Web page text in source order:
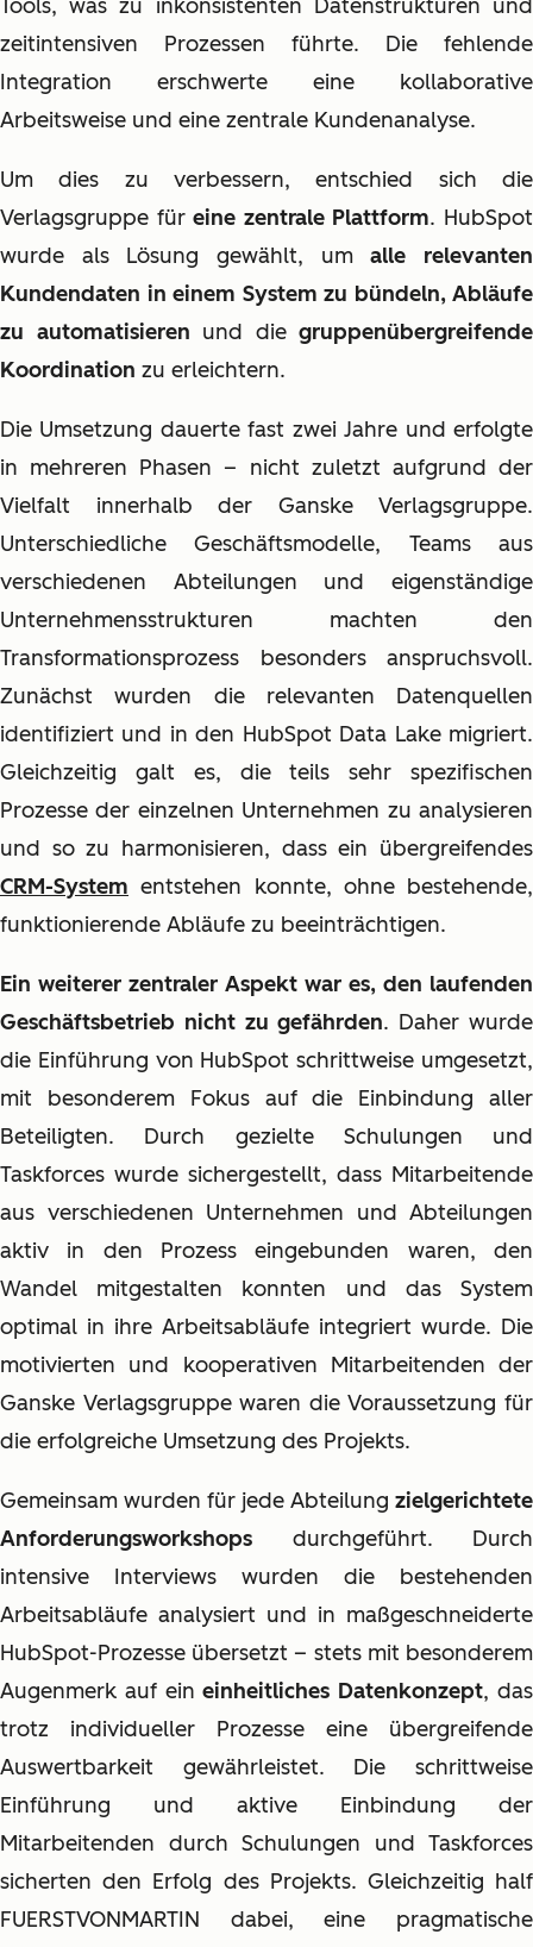
Tools, was zu inkonsistenten Datenstrukturen und
zeitintensiven Prozessen führte. Die fehlende
Integration erschwerte eine kollaborative
Arbeitsweise und eine zentrale Kundenanalyse.
Um dies zu verbessern, entschied sich die
Verlagsgruppe füreine zentrale Plattform. HubSpot
wurde als Lösung gewählt, umalle relevanten
Kundendaten in einem System zu bündeln, Abläufe
zu automatisieren und die gruppenübergreifende
Koordination zu erleichtern.
Die Umsetzung dauerte fast zwei Jahre und erfolgte
in mehreren Phasen – nicht zuletzt aufgrund der
Vielfalt innerhalb der Ganske Verlagsgruppe.
Unterschiedliche Geschäftsmodelle, Teams aus
verschiedenen Abteilungen und eigenständige
Unternehmensstrukturen machten den
Transformationsprozess besonders anspruchsvoll.
Zunächst wurden die relevanten Datenquellen
identifiziert und in den HubSpot Data Lake migriert.
Gleichzeitig galt es, die teils sehr spezifischen
Prozesse der einzelnen Unternehmen zu analysieren
und so zu harmonisieren, dass ein übergreifendes
CRM-System entstehen konnte, ohne bestehende,
funktionierende Abläufe zu beeinträchtigen.
Ein weiterer zentraler Aspekt war es, den laufenden
Geschäftsbetrieb nicht zu gefährden. Daher wurde
die Einführung von HubSpot schrittweise umgesetzt,
mit besonderem Fokus auf die Einbindung aller
Beteiligten. Durch gezielte Schulungen und
Taskforces wurde sichergestellt, dass Mitarbeitende
aus verschiedenen Unternehmen und Abteilungen
aktiv in den Prozess eingebunden waren, den
Wandel mitgestalten konnten und das System
optimal in ihre Arbeitsabläufe integriert wurde. Die
motivierten und kooperativen Mitarbeitenden der
Ganske Verlagsgruppe waren die Voraussetzung für
die erfolgreiche Umsetzung des Projekts.
Gemeinsam wurden für jede Abteilung zielgerichtete
Anforderungsworkshops durchgeführt. Durch
intensive Interviews wurden die bestehenden
Arbeitsabläufe analysiert und in maßgeschneiderte
HubSpot-Prozesse übersetzt – stets mit besonderem
Augenmerk auf eineinheitliches Datenkonzept, das
trotz individueller Prozesse eine übergreifende
Auswertbarkeit gewährleistet. Die schrittweise
Einführung und aktive Einbindung der
Mitarbeitenden durch Schulungen und Taskforces
sicherten den Erfolg des Projekts. Gleichzeitig half
FUERSTVONMARTIN dabei, eine pragmatische